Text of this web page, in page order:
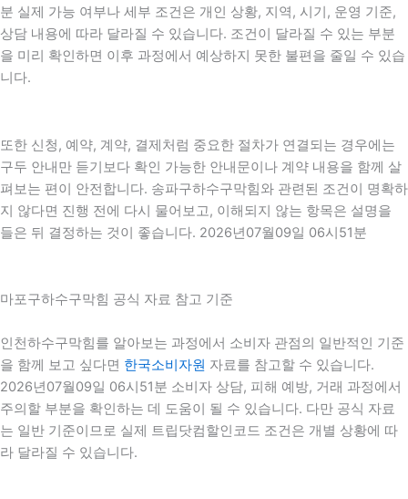
분 실제 가능 여부나 세부 조건은 개인 상황, 지역, 시기, 운영 기준,
상담 내용에 따라 달라질 수 있습니다. 조건이 달라질 수 있는 부분
을 미리 확인하면 이후 과정에서 예상하지 못한 불편을 줄일 수 있습
니다.
또한 신청, 예약, 계약, 결제처럼 중요한 절차가 연결되는 경우에는
구두 안내만 듣기보다 확인 가능한 안내문이나 계약 내용을 함께 살
펴보는 편이 안전합니다. 송파구하수구막힘와 관련된 조건이 명확하
지 않다면 진행 전에 다시 물어보고, 이해되지 않는 항목은 설명을
들은 뒤 결정하는 것이 좋습니다. 2026년07월09일 06시51분
마포구하수구막힘 공식 자료 참고 기준
인천하수구막힘를 알아보는 과정에서 소비자 관점의 일반적인 기준
을 함께 보고 싶다면 한국소비자원 자료를 참고할 수 있습니다.
2026년07월09일 06시51분 소비자 상담, 피해 예방, 거래 과정에서
주의할 부분을 확인하는 데 도움이 될 수 있습니다. 다만 공식 자료
는 일반 기준이므로 실제 트립닷컴할인코드 조건은 개별 상황에 따
라 달라질 수 있습니다.